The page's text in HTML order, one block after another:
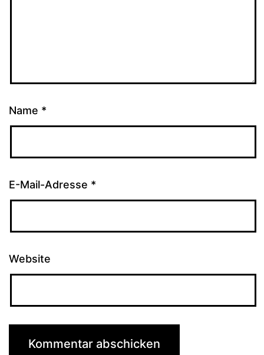
Name *
E-Mail-Adresse *
Website